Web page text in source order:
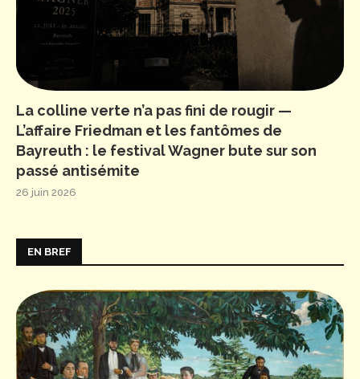
La colline verte n’a pas fini de rougir —
L’affaire Friedman et les fantômes de
Bayreuth : le festival Wagner bute sur son
passé antisémite
26 juin 2026
EN BREF